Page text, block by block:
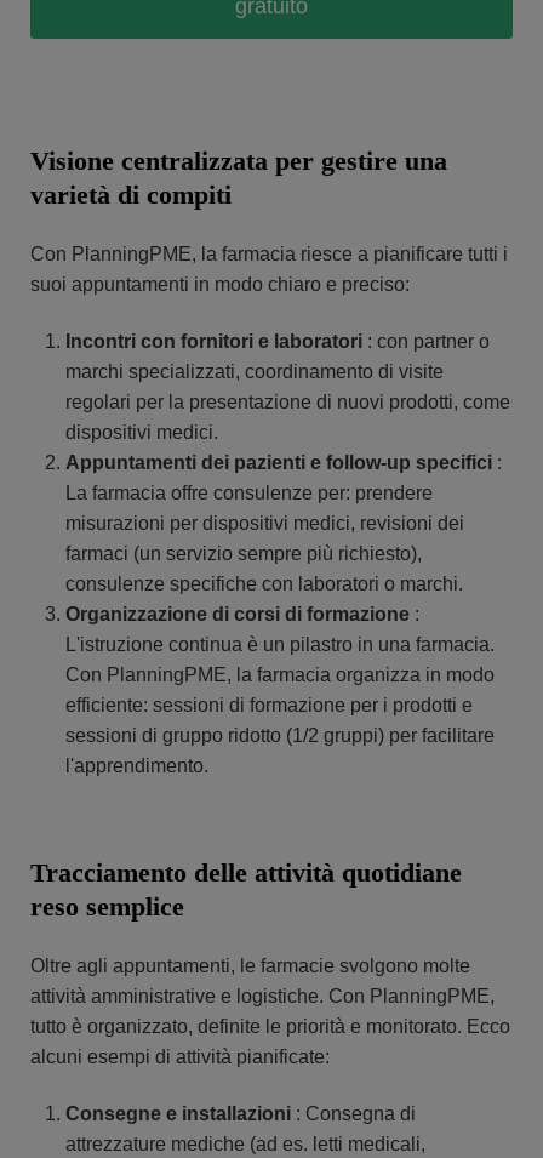
gratuito
Visione centralizzata per gestire una
varietà di compiti
Con PlanningPME, la farmacia riesce a pianificare tutti i
suoi appuntamenti in modo chiaro e preciso:
Incontri con fornitori e laboratori : con partner o
marchi specializzati, coordinamento di visite
regolari per la presentazione di nuovi prodotti, come
dispositivi medici.
Appuntamenti dei pazienti e follow-up specifici :
La farmacia offre consulenze per: prendere
misurazioni per dispositivi medici, revisioni dei
farmaci (un servizio sempre più richiesto),
consulenze specifiche con laboratori o marchi.
Organizzazione di corsi di formazione :
L'istruzione continua è un pilastro in una farmacia.
Con PlanningPME, la farmacia organizza in modo
efficiente: sessioni di formazione per i prodotti e
sessioni di gruppo ridotto (1/2 gruppi) per facilitare
l'apprendimento.
Tracciamento delle attività quotidiane
reso semplice
Oltre agli appuntamenti, le farmacie svolgono molte
attività amministrative e logistiche. Con PlanningPME,
tutto è organizzato, definite le priorità e monitorato. Ecco
alcuni esempi di attività pianificate:
Consegne e installazioni : Consegna di
attrezzature mediche (ad es. letti medicali,